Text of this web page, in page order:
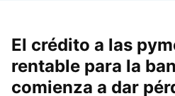
El crédito a las
rentable para la
comienza a dar